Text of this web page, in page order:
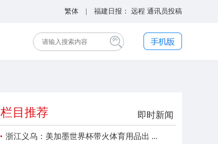
繁体 | 福建日报： 远程 通讯员投稿
即时新闻
栏目推荐
浙江义乌：美加墨世界杯带火体育用品出 ...